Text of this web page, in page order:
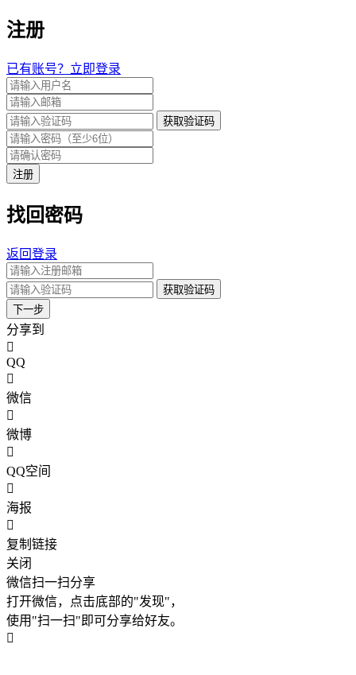
注册
已有账号？立即登录
获取验证码
注册
找回密码
返回登录
获取验证码
下一步
分享到
QQ
微信
微博
QQ空间
海报
复制链接
关闭
微信扫一扫分享
打开微信，点击底部的"发现"，
使用"扫一扫"即可分享给好友。